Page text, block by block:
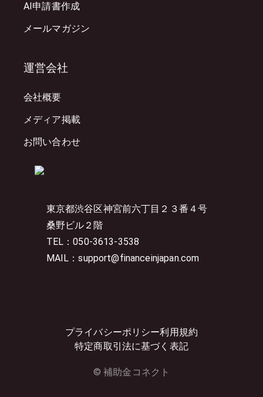
東京都渋谷区神宮前六丁目２３番４号
桑野ビル２階
TEL：050-3613-3538
MAIL：support@financeinjapan.com
プライバシーポリシー利用規約
特定商取引法に基づく表記
© 補助金コネクト
AI申請書作成
メールマガジン
運営会社
会社概要
メディア掲載
お問い合わせ